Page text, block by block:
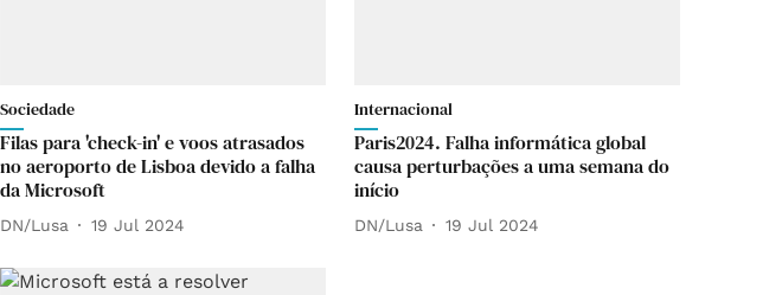
Sociedade
Filas para 'check-in' e voos atrasados
no aeroporto de Lisboa devido a falha
da Microsoft
DN/Lusa 19 Jul 2024
Internacional
Paris2024. Falha informática global
causa perturbações a uma semana do
início
DN/Lusa 19 Jul 2024